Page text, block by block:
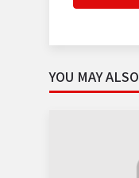
YOU MAY